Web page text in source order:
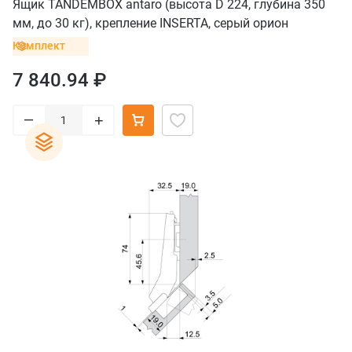
Ящик TANDEMBOX antaro (высота D 224, глубина 350
мм, до 30 кг), крепление INSERTA, серый орион
Комплект
7 840.94 ₽
– +